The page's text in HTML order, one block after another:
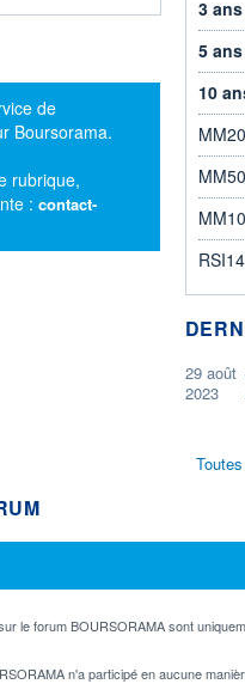
de
Boursorama.
rubrique,
: contact-
3 ans
5 ans
10
MM20
MM50
RSI14
29 août
2023
le forum BOURSORAMA sont
n'a participé en aucune